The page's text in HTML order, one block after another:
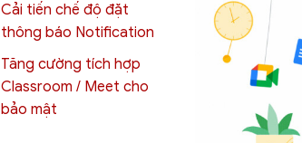
Cải tiến chế độ đặt
thông báo Notification
Tăng cường tích hợp
Classroom / Meet cho
bảo mật